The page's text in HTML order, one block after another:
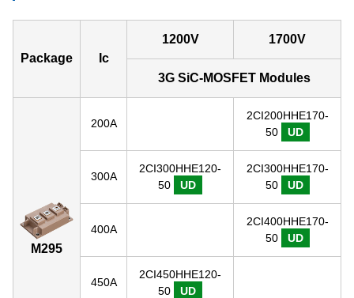
Package Ic
1200V 1700V
3G SiC-MOSFET Modules
M295
200A
2CI200HHE170-
50
UD
300A
2CI300HHE120-
50
UD
2CI300HHE170-
50
UD
400A
2CI400HHE170-
50
UD
450A
2CI450HHE120-
50
UD